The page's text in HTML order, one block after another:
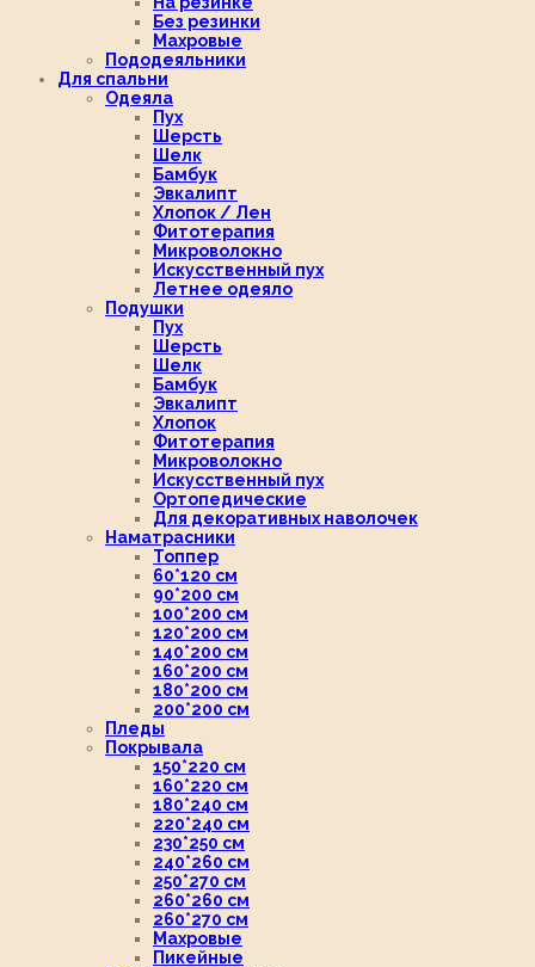
Без резинки
Махровые
Пододеяльники
Для спальни
Одеяла
Пух
Шерсть
Шелк
Бамбук
Эвкалипт
Хлопок / Лен
Фитотерапия
Микроволокно
Искусственный пух
Летнее одеяло
Подушки
Пух
Шерсть
Шелк
Бамбук
Эвкалипт
Хлопок
Фитотерапия
Микроволокно
Искусственный пух
Ортопедические
Для декоративных наволочек
Наматрасники
Топпер
60*120 см
90*200 см
100*200 см
120*200 см
140*200 см
160*200 см
180*200 см
200*200 см
Пледы
Покрывала
150*220 см
160*220 см
180*240 см
220*240 см
230*250 см
240*260 см
250*270 см
260*260 см
260*270 см
Махровые
Пикейные